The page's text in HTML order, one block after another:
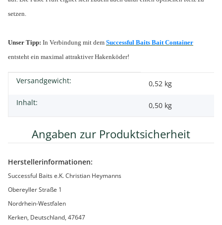
setzen.
Unser Tipp: In Verbindung mit dem Successful Baits Bait Container
entsteht ein maximal attraktiver Hakenköder!
Produkteigenschaft
Wert
Versandgewicht:
0,52 kg
Inhalt:
0,50 kg
Angaben zur Produktsicherheit
Herstellerinformationen:
Successful Baits e.K. Christian Heymanns
Obereyller Straße 1
Nordrhein-Westfalen
Kerken, Deutschland, 47647